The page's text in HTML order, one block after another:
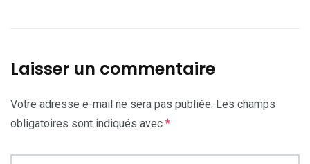
Laisser un commentaire
Votre adresse e-mail ne sera pas publiée. Les champs
obligatoires sont indiqués avec *